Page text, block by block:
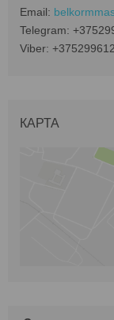
КАРТА